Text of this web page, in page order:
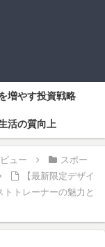
増やす投資戦略
活の質向上
ュー
スポー
【最新限定デザイ
トレーナーの魅力と